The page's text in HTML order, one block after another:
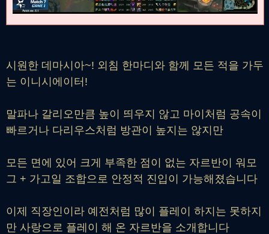
시원한 데마시아~! 외침 한마디와 함께 모든 적을 가두
는 이니시에이터!
말파나 갈리오만큼 높이 띄우지 않고 마이처럼 공속이
빠르거나 다리우스처럼 방관이 높지는 않지만
모든 면에 있어 크게 부족한 점이 없는 자르반이 워모
그 + 가고일 조합으로 안정적 진입이 가능해졌습니다
이제 직장인이라 예전처럼 많이 플레이 하지는 못하지
만 사랑으로 플레이 해 온 자르반을 소개합니다